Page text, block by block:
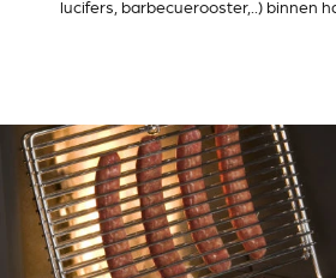
lucifers, barbecuerooster,..) binnen